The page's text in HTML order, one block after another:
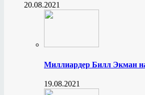
20.08.2021
Миллиардер Билл Экман
19.08.2021